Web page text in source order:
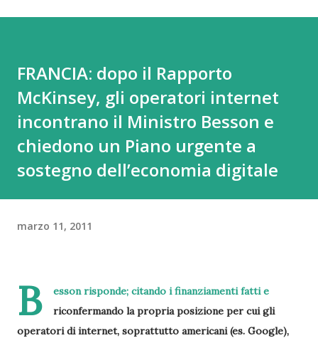
FRANCIA: dopo il Rapporto
McKinsey, gli operatori internet
incontrano il Ministro Besson e
chiedono un Piano urgente a
sostegno dell’economia digitale
marzo 11, 2011
B
esson risponde; citando i finanziamenti fatti e
riconfermando la propria posizione per cui gli
operatori di internet, soprattutto americani (es. Google),